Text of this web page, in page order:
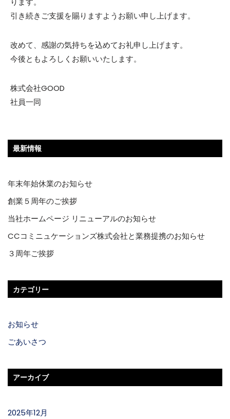
引き続きご支援を賜りますようお願い申し上げます。
改めて、感謝の気持ちを込めてお礼申し上げます。
今後ともよろしくお願いいたします。
株式会社GOOD
社員一同
最新情報
年末年始休業のお知らせ
創業５周年のご挨拶
当社ホームページ リニューアルのお知らせ
CCコミニュケーションズ株式会社と業務提携のお知らせ
３周年ご挨拶
カテゴリー
お知らせ
ごあいさつ
アーカイブ
2025年12月